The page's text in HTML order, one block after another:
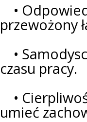
•
przewożony
•
czasu pracy.
•
umieć